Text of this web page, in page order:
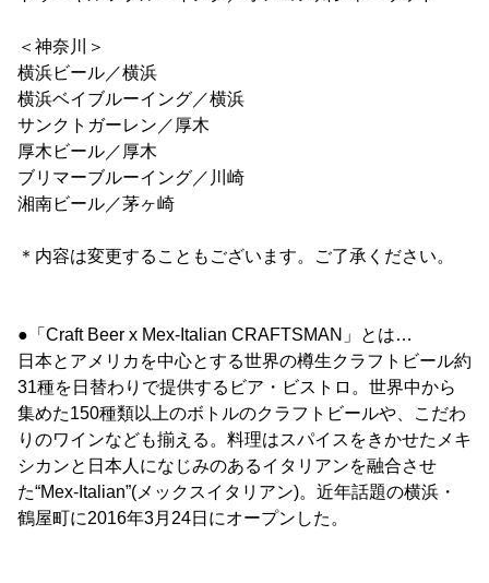
＜神奈川＞
横浜ビール／横浜
横浜ベイブルーイング／横浜
サンクトガーレン／厚木
厚木ビール／厚木
ブリマーブルーイング／川崎
湘南ビール／茅ヶ崎
＊内容は変更することもございます。ご了承ください。
●「Craft Beer x Mex-Italian CRAFTSMAN」とは…
日本とアメリカを中心とする世界の樽生クラフトビール約
31種を日替わりで提供するビア・ビストロ。世界中から
集めた150種類以上のボトルのクラフトビールや、こだわ
りのワインなども揃える。料理はスパイスをきかせたメキ
シカンと日本人になじみのあるイタリアンを融合させ
た“Mex-Italian”(メックスイタリアン)。近年話題の横浜・
鶴屋町に2016年3月24日にオープンした。